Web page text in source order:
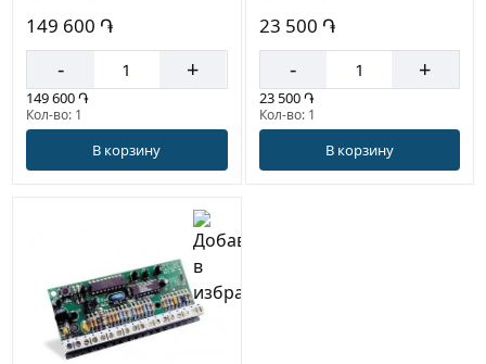
149 600 ֏
- +
149 600 ֏
Кол-во: 1
В корзину
23 500 ֏
- +
23 500 ֏
Кол-во: 1
В корзину